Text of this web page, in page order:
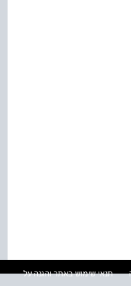
תנאי שימוש באתר והגנה על